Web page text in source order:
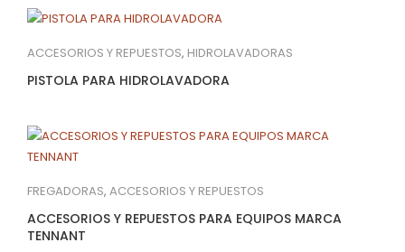
ACCESORIOS Y REPUESTOS, HIDROLAVADORAS
PISTOLA PARA HIDROLAVADORA
FREGADORAS, ACCESORIOS Y REPUESTOS
ACCESORIOS Y REPUESTOS PARA EQUIPOS MARCA
TENNANT